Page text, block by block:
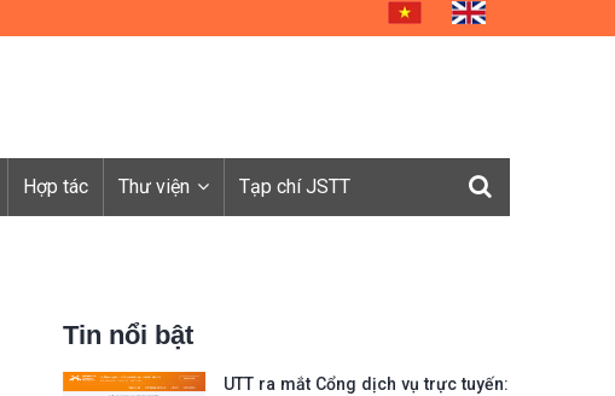
Hợp tác Thư viện Tạp chí JSTT
Tin nổi bật
UTT ra mắt Cổng dịch vụ trực tuyến: